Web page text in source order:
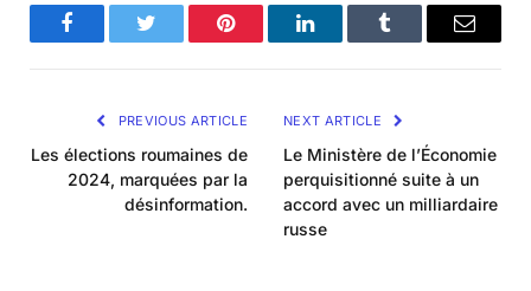
FacebookTwitter Pinterest LinkedInTumblr Email
PREVIOUS ARTICLE
Les élections roumaines de
2024, marquées par la
désinformation.
NEXT ARTICLE
Le Ministère de l’Économie
perquisitionné suite à un
accord avec un milliardaire
russe